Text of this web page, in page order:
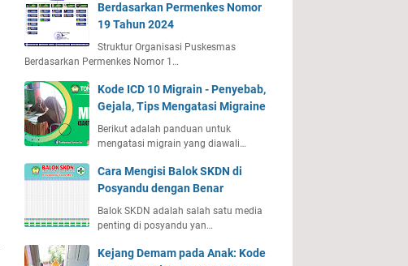
Berdasarkan Permenkes Nomor
19 Tahun 2024
Struktur Organisasi Puskesmas
Berdasarkan Permenkes Nomor 1…
Kode ICD 10 Migrain - Penyebab,
Gejala, Tips Mengatasi Migraine
Berikut adalah panduan untuk
mengatasi migrain yang diawali…
Cara Mengisi Balok SKDN di
Posyandu dengan Benar
Balok SKDN adalah salah satu media
penting di posyandu yan…
Kejang Demam pada Anak: Kode